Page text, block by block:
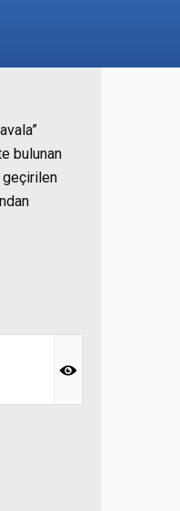
bulunan
geçirilen